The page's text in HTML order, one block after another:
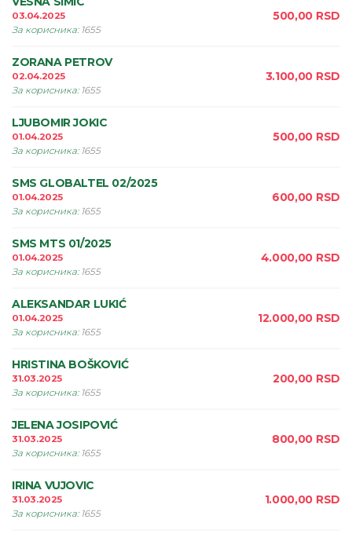
03.04.2025
За корисника: 1655
500,00 RSD
ZORANA PETROV
02.04.2025
За корисника: 1655
3.100,00 RSD
LJUBOMIR JOKIC
01.04.2025
За корисника: 1655
500,00 RSD
SMS GLOBALTEL 02/2025
01.04.2025
За корисника: 1655
600,00 RSD
SMS MTS 01/2025
01.04.2025
За корисника: 1655
4.000,00 RSD
ALEKSANDAR LUKIĆ
01.04.2025
За корисника: 1655
12.000,00 RSD
HRISTINA BOŠKOVIĆ
31.03.2025
За корисника: 1655
200,00 RSD
JELENA JOSIPOVIĆ
31.03.2025
За корисника: 1655
800,00 RSD
IRINA VUJOVIC
31.03.2025
За корисника: 1655
1.000,00 RSD